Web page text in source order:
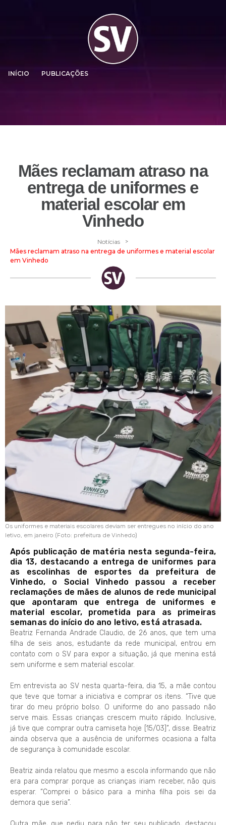
INÍCIO PUBLICAÇÕES
Mães reclamam atraso na
entrega de uniformes e
material escolar em
Vinhedo
Notícias >
Mães reclamam atraso na entrega de uniformes e material escolar
em Vinhedo
Os uniformes e materiais escolares deviam ser entregues no início do ano
letivo, em janeiro (Foto: prefeitura de Vinhedo)
Após publicação de matéria nesta segunda-feira,
dia 13, destacando a entrega de uniformes para
as escolinhas de esportes da prefeitura de
Vinhedo, o Social Vinhedo passou a receber
reclamações de mães de alunos de rede municipal
que apontaram que entrega de uniformes e
material escolar, prometida para as primeiras
semanas do início do ano letivo, está atrasada.
Beatriz Fernanda Andrade Claudio, de 26 anos, que tem uma
filha de seis anos, estudante da rede municipal, entrou em
contato com o SV para expor a situação, já que menina está
sem uniforme e sem material escolar.
Em entrevista ao SV nesta quarta-feira, dia 15, a mãe contou
que teve que tomar a iniciativa e comprar os itens. “Tive que
tirar do meu próprio bolso. O uniforme do ano passado não
serve mais. Essas crianças crescem muito rápido. Inclusive,
já tive que comprar outra camiseta hoje [15/03]”, disse. Beatriz
ainda observa que a ausência de uniformes ocasiona a falta
de segurança à comunidade escolar.
Beatriz ainda relatou que mesmo a escola informando que não
era para comprar porque as crianças iriam receber, não quis
esperar. “Comprei o básico para a minha filha pois sei da
demora que seria”.